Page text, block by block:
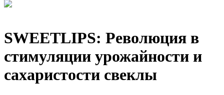
SWEETLIPS: Революция в
стимуляции урожайности и
сахаристости свеклы